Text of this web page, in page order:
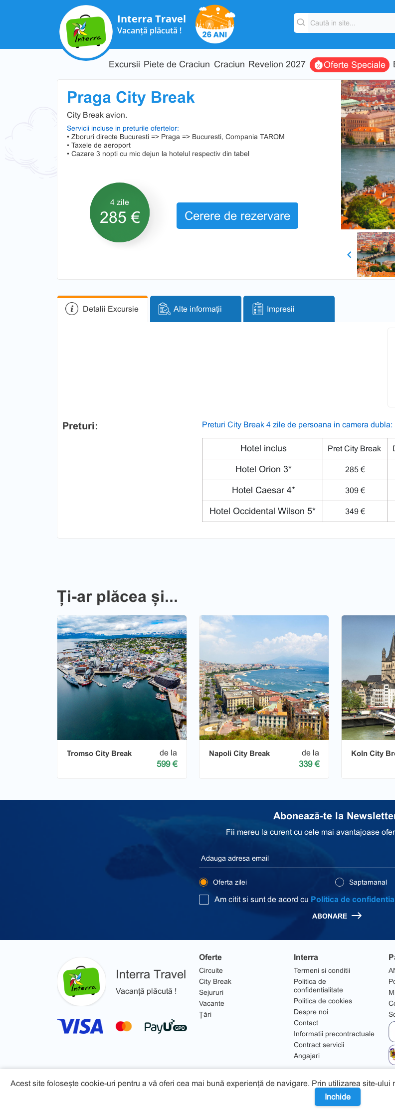
Interra Travel
Vacanță plăcută !
Excursii Piete de Craciun Craciun Revelion 2027 Oferte Speciale
Praga City Break
City Break avion.
Servicii incluse in preturile ofertelor:
• Zboruri directe Bucuresti => Praga => Bucuresti, Compania TAROM
• Taxele de aeroport
• Cazare 3 nopti cu mic dejun la hotelul respectiv din tabel
4 zile
285 € Cerere de rezervare
Previous
Detalii Excursie Alte informații Impresii
Preturi: Preturi City Break 4 zile de persoana in camera dubla:
Hotel inclus Pret City Break
Hotel Orion 3* 285 €
Hotel Caesar 4* 309 €
Hotel Occidental Wilson 5* 349 €
Ți-ar plăcea și...
Tromso City Break de la
599 €
Napoli City Break de la
339 €
Koln City
Abonează-te la
Fii mereu la curent cu cele mai avantajoase
Oferta zilei Saptamanal
Am citit si sunt de acord cu Politica de
ABONARE
Interra Travel
Vacanță plăcută !
Oferte
Circuite
City Break
Sejururi
Vacante
Țări
Interra
Termeni si conditii
Politica de
confidentialitate
Politica de cookies
Despre noi
Contact
Informatii precontractuale
Contract servicii
Angajari
Acest site folosește cookie-uri pentru a vă oferi cea mai bună experiență de navigare. Prin utilizarea site-ului
Inchide